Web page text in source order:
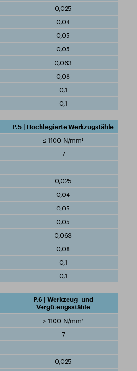
0,025
0,04
0,05
0,05
0,063
0,08
0,1
0,1
P.5 | Hochlegierte Werkzugstähle
≤ 1100 N/mm²
7
0,025
0,04
0,05
0,05
0,063
0,08
0,1
0,1
P.6 | Werkzeug- und
Vergütengsstähle
> 1100 N/mm²
7
0,025